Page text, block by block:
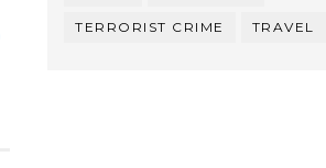
TERRORIST CRIME TRAVEL